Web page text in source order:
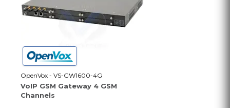
OpenVox - VS-GW1600-4G
VoIP GSM Gateway 4 GSM
Channels